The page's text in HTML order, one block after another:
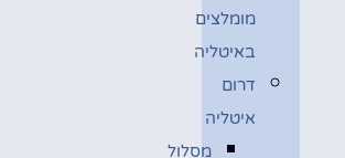
מומלצים
באיטליה
דרום
איטליה
מסלול